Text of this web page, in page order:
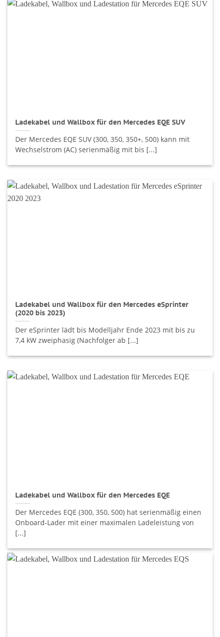
Ladekabel und Wallbox für den Mercedes EQE SUV
Der Mercedes EQE SUV (300, 350, 350+, 500) kann mit
Wechselstrom (AC) serienmäßig mit bis [...]
Ladekabel und Wallbox für den Mercedes eSprinter
(2020 bis 2023)
Der eSprinter lädt bis Modelljahr Ende 2023 mit bis zu
7,4 kW zweiphasig (Nachfolger ab [...]
Ladekabel und Wallbox für den Mercedes EQE
Der Mercedes EQE (300, 350, 500) hat serienmäßig einen
Onboard-Lader mit einer maximalen Ladeleistung von
[...]